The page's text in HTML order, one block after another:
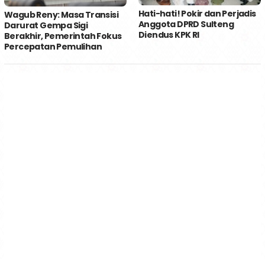
Wagub Reny: Masa Transisi
Darurat Gempa Sigi
Berakhir, Pemerintah Fokus
Percepatan Pemulihan
Hati-hati! Pokir dan Perjadis
Anggota DPRD Sulteng
Diendus KPK RI